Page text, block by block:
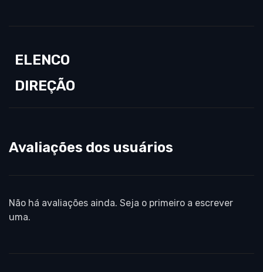
ELENCO
DIREÇÃO
Avaliações dos usuários
Não há avaliações ainda. Seja o primeiro a escrever
uma.